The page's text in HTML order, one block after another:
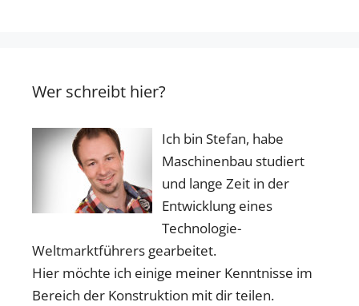
Wer schreibt hier?
Ich bin Stefan, habe
Maschinenbau studiert
und lange Zeit in der
Entwicklung eines
Technologie-
Weltmarktführers gearbeitet.
Hier möchte ich einige meiner Kenntnisse im
Bereich der Konstruktion mit dir teilen.